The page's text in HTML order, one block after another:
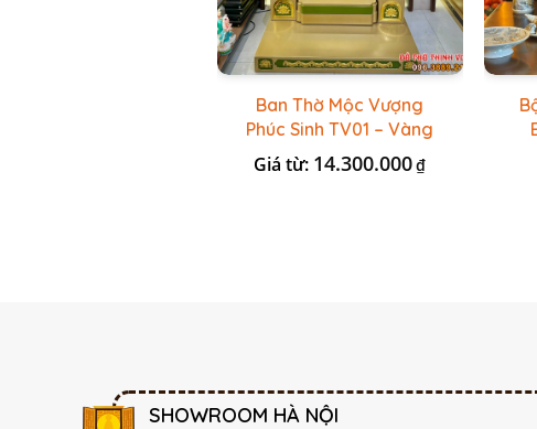
Ban Thờ Mộc Vượng
Phúc Sinh TV01 – Vàng
Kẻ Xanh Lá
Giá từ: 14.300.000₫
SHOWROOM HÀ NỘI